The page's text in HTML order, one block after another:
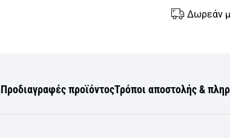
Δωρεάν
Προδιαγραφές προϊόντοςΤρόποι αποστολής &